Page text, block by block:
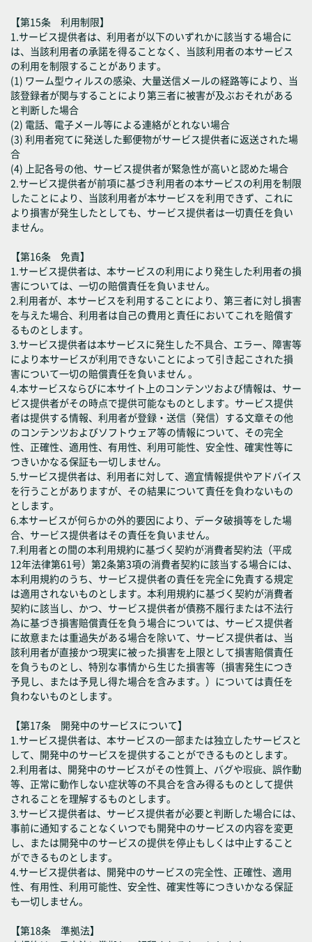
【第15条 利用制限】
1.サービス提供者は、利用者が以下のいずれかに該当する場合に
は、当該利用者の承諾を得ることなく、当該利用者の本サービス
の利用を制限することがあります。
(1) ワーム型ウィルスの感染、大量送信メールの経路等により、当
該登録者が関与することにより第三者に被害が及ぶおそれがある
と判断した場合
(2) 電話、電子メール等による連絡がとれない場合
(3) 利用者宛てに発送した郵便物がサービス提供者に返送された場
合
(4) 上記各号の他、サービス提供者が緊急性が高いと認めた場合
2.サービス提供者が前項に基づき利用者の本サービスの利用を制限
したことにより、当該利用者が本サービスを利用できず、これに
より損害が発生したとしても、サービス提供者は一切責任を負い
ません。
【第16条 免責】
1.サービス提供者は、本サービスの利用により発生した利用者の損
害については、一切の賠償責任を負いません。
2.利用者が、本サービスを利用することにより、第三者に対し損害
を与えた場合、利用者は自己の費用と責任においてこれを賠償す
るものとします。
3.サービス提供者は本サービスに発生した不具合、エラー、障害等
により本サービスが利用できないことによって引き起こされた損
害について一切の賠償責任を負いません 。
4.本サービスならびに本サイト上のコンテンツおよび情報は、サー
ビス提供者がその時点で提供可能なものとします。サービス提供
者は提供する情報、利用者が登録・送信（発信）する文章その他
のコンテンツおよびソフトウェア等の情報について、その完全
性、正確性、適用性、有用性、利用可能性、安全性、確実性等に
つきいかなる保証も一切しません。
5.サービス提供者は、利用者に対して、適宜情報提供やアドバイス
を行うことがありますが、その結果について責任を負わないもの
とします。
6.本サービスが何らかの外的要因により、データ破損等をした場
合、サービス提供者はその責任を負いません。
7.利用者との間の本利用規約に基づく契約が消費者契約法（平成
12年法律第61号）第2条第3項の消費者契約に該当する場合には、
本利用規約のうち、サービス提供者の責任を完全に免責する規定
は適用されないものとします。本利用規約に基づく契約が消費者
契約に該当し、かつ、サービス提供者が債務不履行または不法行
為に基づき損害賠償責任を負う場合については、サービス提供者
に故意または重過失がある場合を除いて、サービス提供者は、当
該利用者が直接かつ現実に被った損害を上限として損害賠償責任
を負うものとし、特別な事情から生じた損害等（損害発生につき
予見し、または予見し得た場合を含みます。）については責任を
負わないものとします。
【第17条 開発中のサービスについて】
1.サービス提供者は、本サービスの一部または独立したサービスと
して、開発中のサービスを提供することができるものとします。
2.利用者は、開発中のサービスがその性質上、バグや瑕疵、誤作動
等、正常に動作しない症状等の不具合を含み得るものとして提供
されることを理解するものとします。
3.サービス提供者は、サービス提供者が必要と判断した場合には、
事前に通知することなくいつでも開発中のサービスの内容を変更
し、または開発中のサービスの提供を停止もしくは中止すること
ができるものとします。
4.サービス提供者は、開発中のサービスの完全性、正確性、適用
性、有用性、利用可能性、安全性、確実性等につきいかなる保証
も一切しません。
【第18条 準拠法】